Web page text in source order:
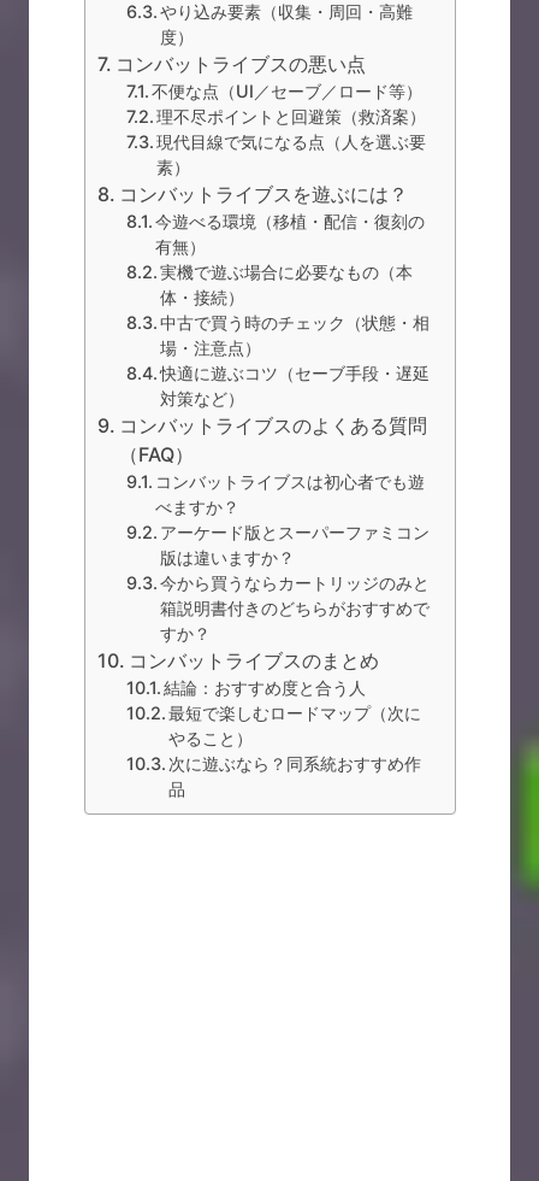
やり込み要素（収集・周回・高難
度）
コンバットライブスの悪い点
不便な点（UI／セーブ／ロード等）
理不尽ポイントと回避策（救済案）
現代目線で気になる点（人を選ぶ要
素）
コンバットライブスを遊ぶには？
今遊べる環境（移植・配信・復刻の
有無）
実機で遊ぶ場合に必要なもの（本
体・接続）
中古で買う時のチェック（状態・相
場・注意点）
快適に遊ぶコツ（セーブ手段・遅延
対策など）
コンバットライブスのよくある質問
（FAQ）
コンバットライブスは初心者でも遊
べますか？
アーケード版とスーパーファミコン
版は違いますか？
今から買うならカートリッジのみと
箱説明書付きのどちらがおすすめで
すか？
コンバットライブスのまとめ
結論：おすすめ度と合う人
最短で楽しむロードマップ（次に
やること）
次に遊ぶなら？同系統おすすめ作
品